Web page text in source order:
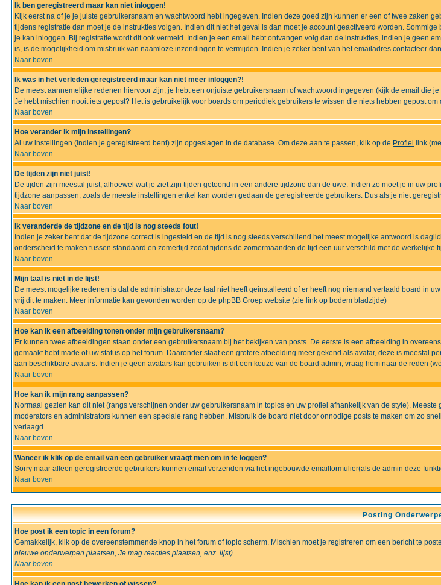
Ik ben geregistreerd maar kan niet inloggen!
Kijk eerst na of je je juiste gebruikersnaam en wachtwoord hebt ingegeven. Indien deze goed zijn kunnen er een of twee zaken
tijdens registratie dan moet je de instrukties volgen. Indien dit niet het geval is dan moet je account geactiveerd worden.
je kan inloggen. Bij registratie wordt dit ook vermeld. Indien je een email hebt ontvangen volg dan de instrukties, indien je geen
is, is de mogelijkheid om misbruik van naamloze inzendingen te vermijden. Indien je zeker bent van het emailadres contacteer
Naar boven
Ik was in het verleden geregistreerd maar kan niet meer inloggen?!
De meest aannemelijke redenen hiervoor zijn; je hebt een onjuiste gebruikersnaam of wachtwoord ingegeven (kijk de email die
Je hebt mischien nooit iets gepost? Het is gebruikelijk voor boards om periodiek gebruikers te wissen die niets hebben gepost
Naar boven
Hoe verander ik mijn instellingen?
Al uw instellingen (indien je geregistreerd bent) zijn opgeslagen in de database. Om deze aan te passen, klik op de Profiel
link
Naar boven
De tijden zijn niet juist!
De tijden zijn meestal juist, alhoewel wat je ziet zijn tijden getoond in een andere tijdzone dan de uwe. Indien zo moet je in uw
tijdzone aanpassen, zoals de meeste instellingen enkel kan worden gedaan de geregistreerde gebruikers. Dus als je niet
Naar boven
Ik veranderde de tijdzone en de tijd is nog steeds fout!
Indien je zeker bent dat de tijdzone correct is ingesteld en de tijd is nog steeds verschillend het meest mogelijke antwoord is
onderscheid te maken tussen standaard en zomertijd zodat tijdens de zomermaanden de tijd een uur verschild met de werkelijke
Naar boven
Mijn taal is niet in de lijst!
De meest mogelijke redenen is dat de administrator deze taal niet heeft geinstalleerd of er heeft nog niemand vertaald board in
vrij dit te maken. Meer informatie kan gevonden worden op de phpBB Groep website (zie link op bodem bladzijde)
Naar boven
Hoe kan ik een afbeelding tonen onder mijn gebruikersnaam?
Er kunnen twee afbeeldingen staan onder een gebruikersnaam bij het bekijken van posts. De eerste is een afbeelding in
gemaakt hebt made of uw status op het forum. Daaronder staat een grotere afbeelding meer gekend als avatar, deze is meestal
aan beschikbare avatars. Indien je geen avatars kan gebruiken is dit een keuze van de board admin, vraag hem naar de reden
Naar boven
Hoe kan ik mijn rang aanpassen?
Normaal gezien kan dit niet (rangs verschijnen onder uw gebruikersnaam in topics en uw profiel afhankelijk van de style).
moderators en administrators kunnen een speciale rang hebben. Misbruik de board niet door onnodige posts te maken om zo
verlaagd.
Naar boven
Waneer ik klik op de email van een gebruiker vraagt men om in te loggen?
Sorry maar alleen geregistreerde gebruikers kunnen email verzenden via het ingebouwde emailformulier(als de admin deze
Naar boven
Posting
Hoe post ik een topic in een forum?
Gemakkelijk, klik op de overeenstemmende knop in het forum of topic scherm. Mischien moet je registreren om een bericht te
nieuwe onderwerpen plaatsen, Je mag reacties plaatsen, enz. lijst)
Naar boven